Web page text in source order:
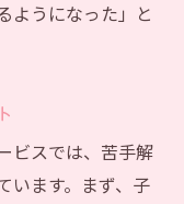
ようになった」と
ビスでは、苦手解
います。まず、子